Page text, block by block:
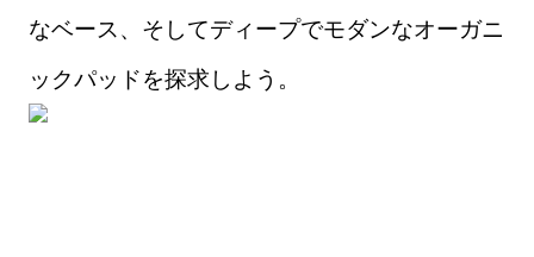
なベース、そしてディープでモダンなオーガニ
ックパッドを探求しよう。